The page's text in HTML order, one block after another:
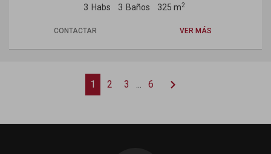
3 Habs 3 Baños 325 m2
CONTACTAR VER MÁS
1 2 3 ... 6 chevron_right